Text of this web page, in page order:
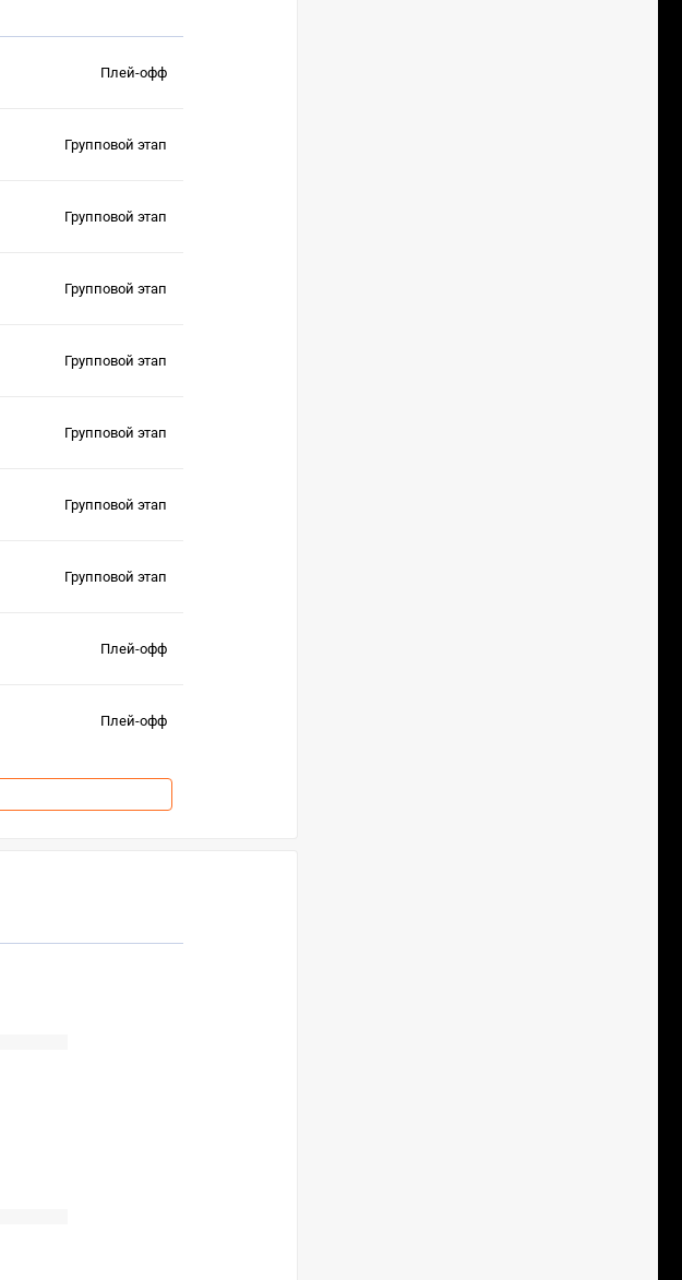
Плей-офф
Групповой этап
Групповой этап
Групповой этап
Групповой этап
Групповой этап
Групповой этап
Групповой этап
Плей-офф
Плей-офф